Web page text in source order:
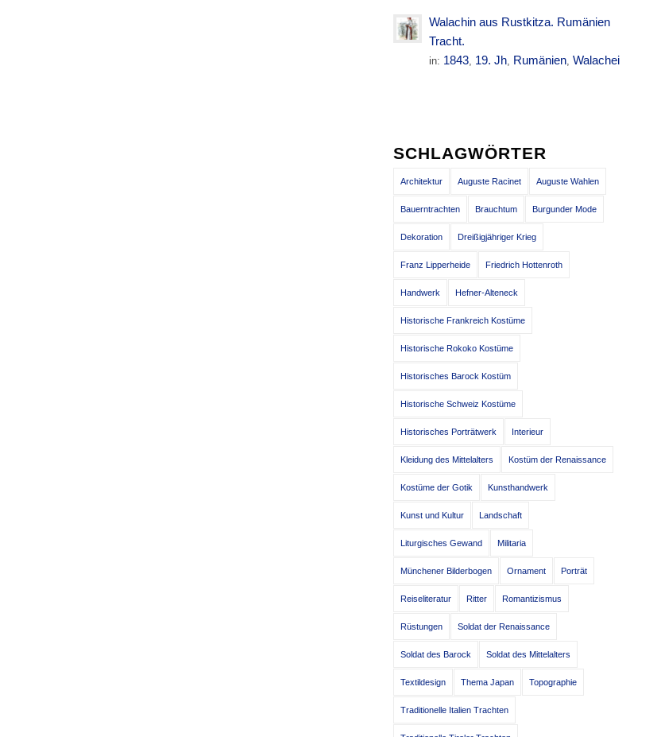
Walachin aus Rustkitza. Rumänien
Tracht.
in: 1843, 19. Jh, Rumänien,Walachei
SCHLAGWÖRTER
Architektur Auguste Racinet Auguste Wahlen
Bauerntrachten Brauchtum Burgunder Mode
Dekoration Dreißigjähriger Krieg
Franz Lipperheide Friedrich Hottenroth
Handwerk Hefner-Alteneck
Historische Frankreich Kostüme
Historische Rokoko Kostüme
Historisches Barock Kostüm
Historische Schweiz Kostüme
Historisches Porträtwerk Interieur
Kleidung des Mittelalters Kostüm der Renaissance
Kostüme der Gotik Kunsthandwerk
Kunst und Kultur Landschaft
Liturgisches Gewand Militaria
Münchener Bilderbogen Ornament Porträt
Reiseliteratur Ritter Romantizismus
Rüstungen Soldat der Renaissance
Soldat des Barock Soldat des Mittelalters
Textildesign Thema Japan Topographie
Traditionelle Italien Trachten